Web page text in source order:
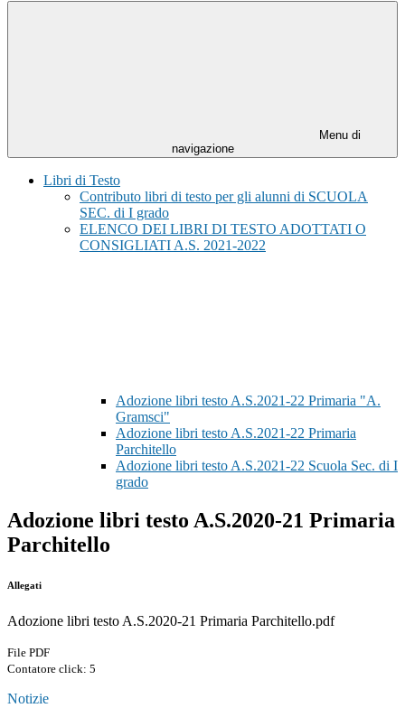
Menu di
navigazione
Libri di Testo
Contributo libri di testo per gli alunni di SCUOLA
SEC. di I grado
ELENCO DEI LIBRI DI TESTO ADOTTATI O
CONSIGLIATI A.S. 2021-2022
Adozione libri testo A.S.2021-22 Primaria "A.
Gramsci"
Adozione libri testo A.S.2021-22 Primaria
Parchitello
Adozione libri testo A.S.2021-22 Scuola Sec. di I
grado
Adozione libri testo A.S.2020-21 Primaria
Parchitello
Allegati
Adozione libri testo A.S.2020-21 Primaria Parchitello.pdf
File PDF
Contatore click: 5
Notizie